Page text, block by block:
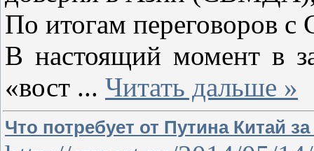
По итогам переговоров с
В настоящий момент в
«вост ... Читать дальше »
Что потребует от Путина Китай